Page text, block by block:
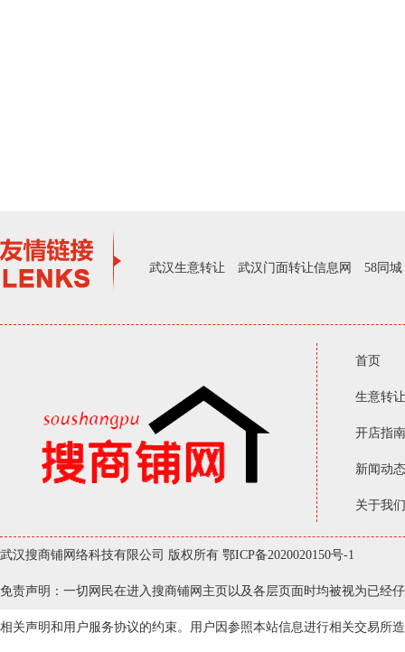
武汉生意转让 武汉门面转让信息网 58同城
首页
生意转让
开店指南
新闻动态
关于我们
武汉搜商铺网络科技有限公司 版权所有 鄂ICP备2020020150号-1
免责声明：一切网民在进入搜商铺网主页以及各层页面时均被视为已经
相关声明和用户服务协议的约束。用户因参照本站信息进行相关交易所